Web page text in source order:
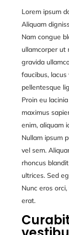
Lorem ipsum
Aliquam
Nam congue
ullamcorper ut
gravida
faucibus,
pellentesque
Proin eu
maximus
enim, aliquam
Nullam ipsum
vel sem.
rhoncus
ultrices. Sed
Nunc eros
erat.